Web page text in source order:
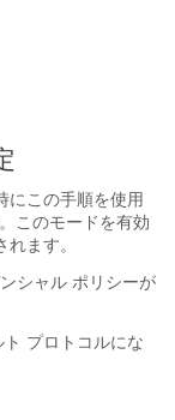
にこの手順を使用
このモードを有効
ます。
シャル ポリシーが
プロトコルにな